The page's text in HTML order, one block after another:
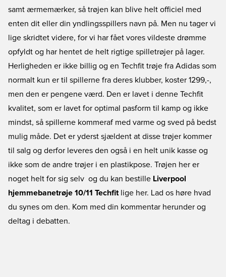
samt ærmemærker, så trøjen kan blive helt officiel med
enten dit eller din yndlingsspillers navn på. Men nu tager vi
lige skridtet videre, for vi har fået vores vildeste drømme
opfyldt og har hentet de helt rigtige spilletrøjer på lager.
Herligheden er ikke billig og en Techfit trøje fra Adidas som
normalt kun er til spillerne fra deres klubber, koster 1299,-,
men den er pengene værd. Den er lavet i denne Techfit
kvalitet, som er lavet for optimal pasform til kamp og ikke
mindst, så spillerne kommeraf med varme og sved på bedst
mulig måde. Det er yderst sjældent at disse trøjer kommer
til salg og derfor leveres den også i en helt unik kasse og
ikke som de andre trøjer i en plastikpose. Trøjen her er
noget helt for sig selv  og du kan bestille Liverpool
hjemmebanetrøje 10/11 Techfit lige her. Lad os høre hvad
du synes om den. Kom med din kommentar herunder og
deltag i debatten.